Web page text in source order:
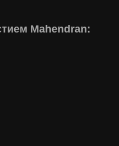
Mahendran: